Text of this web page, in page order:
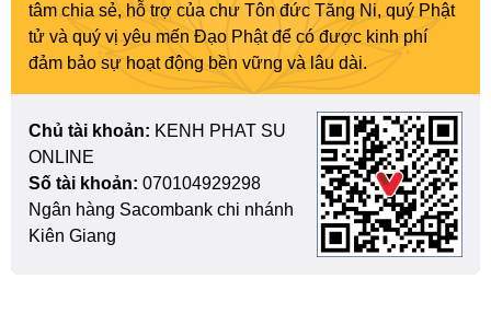
tâm chia sẻ, hỗ trợ của chư Tôn đức Tăng Ni, quý Phật
tử và quý vị yêu mến Đạo Phật để có được kinh phí
đảm bảo sự hoạt động bền vững và lâu dài.
Chủ tài khoản: KENH PHAT SU
ONLINE
Số tài khoản: 070104929298
Ngân hàng Sacombank chi nhánh
Kiên Giang